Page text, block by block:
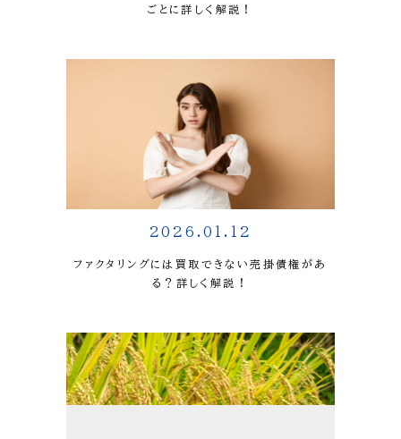
ごとに詳しく解説！
2026.01.12
ファクタリングには買取できない売掛債権があ
る？詳しく解説！